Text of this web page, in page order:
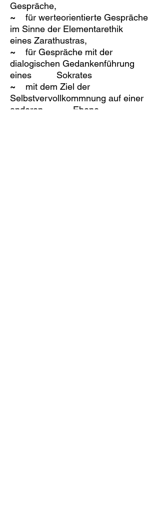
Gespräche,
~ für werteorientierte Gespräche
im Sinne der Elementarethik
eines Zarathustras,
~ für Gespräche mit der
dialogischen Gedankenführung
eines Sokrates
~ mit dem Ziel der
Selbstvervollkommnung auf einer
anderen Ebene.